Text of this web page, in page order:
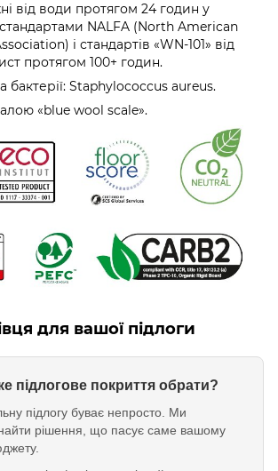
від води протягом 24 годин у
стандартами NALFA (North American
і стандартів «WN-101» від
протягом 100+ годин.
бактерії: Staphylococcus aureus.
«blue wool scale».
для вашої підлоги
підлогове покриття обрати?
підлогу буває непросто. Ми
рішення, що пасує саме вашому